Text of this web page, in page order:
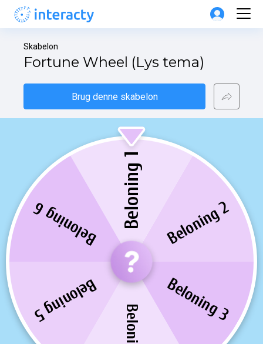
Skabelon
Fortune Wheel (Lys tema)
Brug denne skabelon